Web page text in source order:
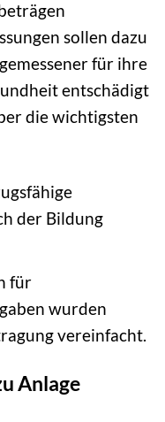
sollen dazu
für ihre
entschädigt
die wichtigsten
der Bildung
für
wurden
vereinfacht.
Anlage